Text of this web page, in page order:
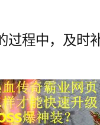
过程中，及时